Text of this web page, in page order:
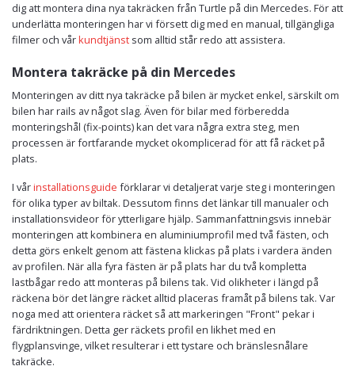
dig att montera dina nya takräcken från Turtle på din Mercedes. För att
underlätta monteringen har vi försett dig med en manual, tillgängliga
filmer och vårkundtjänst som alltid står redo att assistera.
Montera takräcke på din Mercedes
Monteringen av ditt nya takräcke på bilen är mycket enkel, särskilt om
bilen har rails av något slag. Även för bilar med förberedda
monteringshål (fix-points) kan det vara några extra steg, men
processen är fortfarande mycket okomplicerad för att få räcket på
plats.
I vårinstallationsguide förklarar vi detaljerat varje steg i monteringen
för olika typer av biltak. Dessutom finns det länkar till manualer och
installationsvideor för ytterligare hjälp. Sammanfattningsvis innebär
monteringen att kombinera en aluminiumprofil med två fästen, och
detta görs enkelt genom att fästena klickas på plats i vardera änden
av profilen. När alla fyra fästen är på plats har du två kompletta
lastbågar redo att monteras på bilens tak. Vid olikheter i längd på
räckena bör det längre räcket alltid placeras framåt på bilens tak. Var
noga med att orientera räcket så att markeringen "Front" pekar i
färdriktningen. Detta ger räckets profil en likhet med en
flygplansvinge, vilket resulterar i ett tystare och bränslesnålare
takräcke.